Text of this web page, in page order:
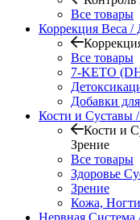
Все товары
Коррекция Веса /
Все товары
7-KETO
Добавки
Кости и Суставы
Кости и
Зрение
Все товары
Здоровье
Зрение
Кожа,
Нервная